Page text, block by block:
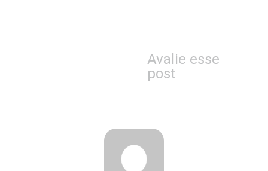
Avalie esse
post